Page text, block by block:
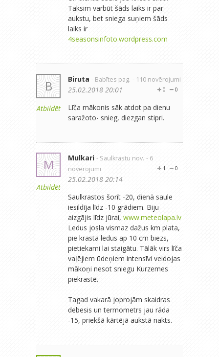
Taksim varbūt šāds laiks ir par
aukstu, bet sniega suņiem šāds
laiks ir
4seasonsinfoto.wordpress.com
B
Atbildēt
Biruta - Babītes pag. - 110 novērojumi
0
0
25.02.2018 20:01
Līča mākonis sāk atdot pa dienu
saražoto- snieg, diezgan stipri.
M
Atbildēt
Mulkari - Saulkrastu nov. - 6
novērojumi
0
1
25.02.2018 20:14
Saulkrastos šorīt -20, dienā saule
iesildīja līdz -10 grādiem. Biju
aizgājis līdz jūrai, www.meteolapa.lv
Ledus josla vismaz dažus km plata,
pie krasta ledus ap 10 cm biezs,
pietiekami lai staigātu. Tālāk virs līča
vaļējiem ūdeņiem intensīvi veidojas
mākoņi nesot sniegu Kurzemes
piekrastē.
Tagad vakarā joprojām skaidras
debesis un termometrs jau rāda
-15, priekšā kārtējā aukstā nakts.